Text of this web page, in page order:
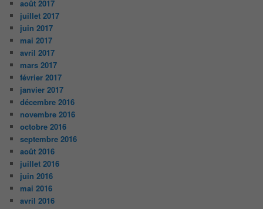
août 2017
juillet 2017
juin 2017
mai 2017
avril 2017
mars 2017
février 2017
janvier 2017
décembre 2016
novembre 2016
octobre 2016
septembre 2016
août 2016
juillet 2016
juin 2016
mai 2016
avril 2016